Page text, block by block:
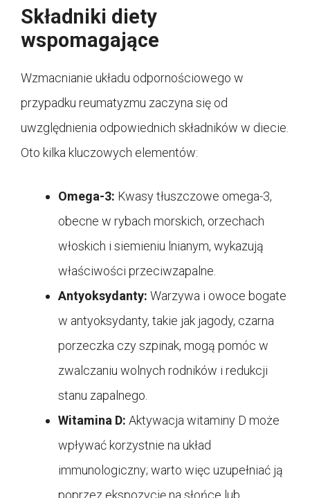
Składniki diety
wspomagające
Wzmacnianie układu odpornościowego w
przypadku reumatyzmu zaczyna się od
uwzględnienia odpowiednich składników w diecie.
Oto kilka kluczowych elementów:
Omega-3: Kwasy tłuszczowe omega-3,
obecne w rybach morskich, orzechach
włoskich i siemieniu lnianym, wykazują
właściwości przeciwzapalne.
Antyoksydanty: Warzywa i owoce bogate
w antyoksydanty, takie jak jagody, czarna
porzeczka czy szpinak, mogą pomóc w
zwalczaniu wolnych rodników i redukcji
stanu zapalnego.
Witamina D: Aktywacja witaminy D może
wpływać korzystnie na układ
immunologiczny; warto więc uzupełniać ją
poprzez ekspozycję na słońce lub